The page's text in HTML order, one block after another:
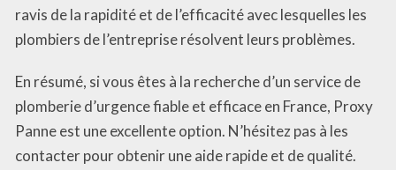
ravis de la rapidité et de l’efficacité avec lesquelles les
plombiers de l’entreprise résolvent leurs problèmes.
En résumé, si vous êtes à la recherche d’un service de
plomberie d’urgence fiable et efficace en France, Proxy
Panne est une excellente option. N’hésitez pas à les
contacter pour obtenir une aide rapide et de qualité.